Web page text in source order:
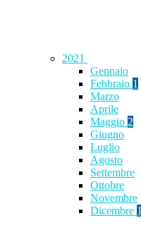
2021
Gennaio
Febbraio 1
Marzo
Aprile
Maggio 2
Giugno
Luglio
Agosto
Settembre
Ottobre
Novembre
Dicembre 1